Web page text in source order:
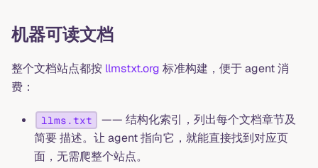
机器可读文档
整个文档站点都按 llmstxt.org 标准构建，便于 agent 消
费：
llms.txt
—— 结构化索引，列出每个文档章节及
简要 描述。让 agent 指向它，就能直接找到对应页
面，无需爬整个站点。